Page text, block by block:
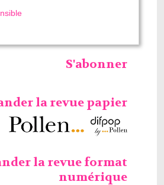
S'abonner
la revue papier
la revue format
numérique